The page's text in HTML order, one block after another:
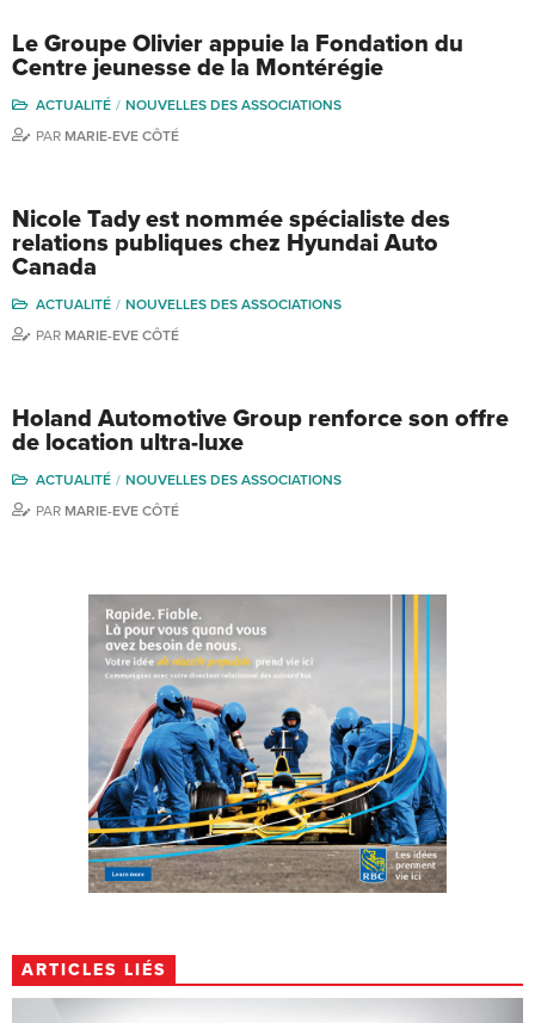
Le Groupe Olivier appuie la Fondation du
Centre jeunesse de la Montérégie
ACTUALITÉ
NOUVELLES DES ASSOCIATIONS
PAR MARIE-EVE CÔTÉ
Nicole Tady est nommée spécialiste des
relations publiques chez Hyundai Auto
Canada
ACTUALITÉ
NOUVELLES DES ASSOCIATIONS
PAR MARIE-EVE CÔTÉ
Holand Automotive Group renforce son offre
de location ultra-luxe
ACTUALITÉ
NOUVELLES DES ASSOCIATIONS
PAR MARIE-EVE CÔTÉ
ARTICLES LIÉS